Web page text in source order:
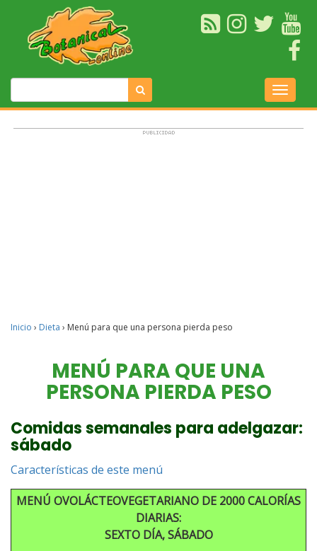
Inicio › Dieta › Menú para que una persona pierda peso
MENÚ PARA QUE UNA
PERSONA PIERDA PESO
Comidas semanales para adelgazar:
sábado
Características de este menú
MENÚ OVOLÁCTEOVEGETARIANO DE 2000 CALORÍAS
DIARIAS:
SEXTO DÍA, SÁBADO